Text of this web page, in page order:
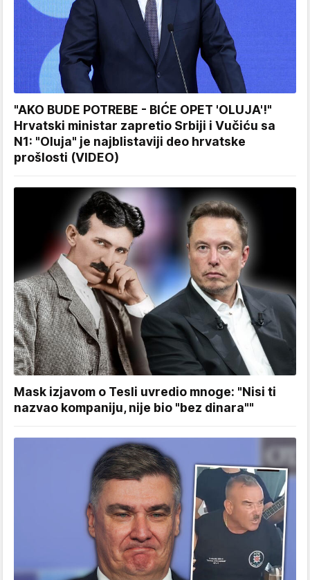
"AKO BUDE POTREBE - BIĆE OPET 'OLUJA'!"
Hrvatski ministar zapretio Srbiji i Vučiću sa
N1: "Oluja" je najblistaviji deo hrvatske
prošlosti (VIDEO)
Mask izjavom o Tesli uvredio mnoge: "Nisi ti
nazvao kompaniju, nije bio "bez dinara""